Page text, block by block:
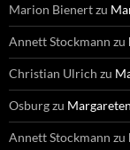
Marion Bienertzu
Annett Stockmann zu
Christian Ulrich zu
Osburgzu
Annett Stockmann zu